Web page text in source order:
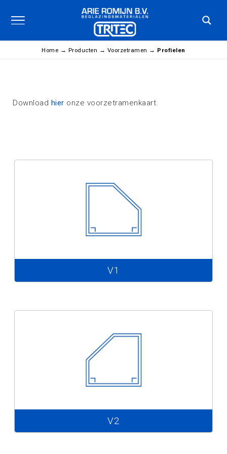
Home → Producten → Voorzetramen → Profielen
Download hier onze voorzetramenkaart.
V1
V2